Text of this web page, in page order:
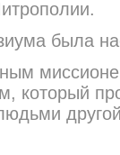
была
который